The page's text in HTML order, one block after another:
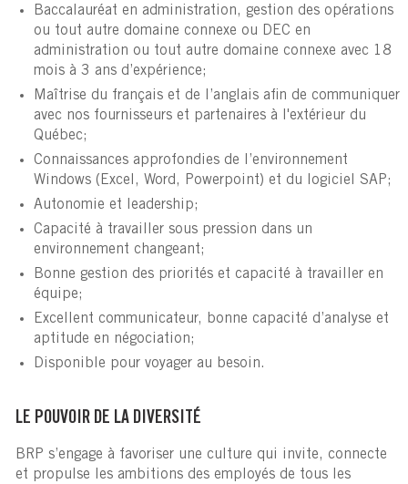
Baccalauréat en administration, gestion des opérations
ou tout autre domaine connexe ou DEC en
administration ou tout autre domaine connexe avec 18
mois à 3 ans d’expérience;
Maîtrise du français et de l’anglais afin de communiquer
avec nos fournisseurs et partenaires à l'extérieur du
Québec;
Connaissances approfondies de l’environnement
Windows (Excel, Word, Powerpoint) et du logiciel SAP;
Autonomie et leadership;
Capacité à travailler sous pression dans un
environnement changeant;
Bonne gestion des priorités et capacité à travailler en
équipe;
Excellent communicateur, bonne capacité d’analyse et
aptitude en négociation;
Disponible pour voyager au besoin.
LE POUVOIR DE LA DIVERSITÉ
BRP s’engage à favoriser une culture qui invite, connecte
et propulse les ambitions des employés de tous les